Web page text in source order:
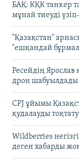
БАҚ: КҚК танкер
мұнай тиеуді
"Қазақстан"
"ешқандай
Ресейдің
дрон шабуылдады
CPJ ұйымы
қудалауды
Wildberries
деген хабарды